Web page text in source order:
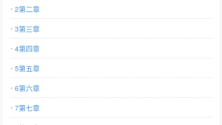
2第二章
3第三章
4第四章
5第五章
6第六章
7第七章